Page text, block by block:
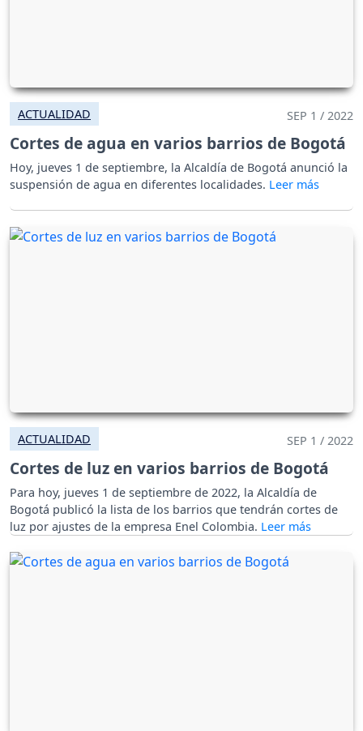
ACTUALIDAD SEP 1 / 2022
Cortes de agua en varios barrios de Bogotá
Hoy, jueves 1 de septiembre, la Alcaldía de Bogotá anunció la
suspensión de agua en diferentes localidades.
ACTUALIDAD SEP 1 / 2022
Cortes de luz en varios barrios de Bogotá
Para hoy, jueves 1 de septiembre de 2022, la Alcaldía de
Bogotá publicó la lista de los barrios que tendrán cortes de
luz por ajustes de la empresa Enel Colombia.